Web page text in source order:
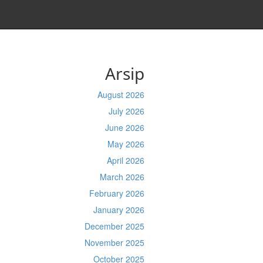
Arsip
August 2026
July 2026
June 2026
May 2026
April 2026
March 2026
February 2026
January 2026
December 2025
November 2025
October 2025